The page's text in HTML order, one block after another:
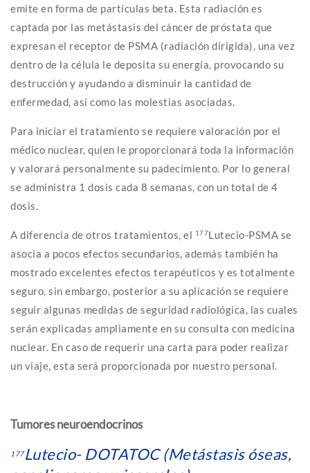
emite en forma de partículas beta. Esta radiación es
captada por las metástasis del cáncer de próstata que
expresan el receptor de PSMA (radiación dirigida), una vez
dentro de la célula le deposita su energía, provocando su
destrucción y ayudando a disminuir la cantidad de
enfermedad, así como las molestias asociadas.
Para iniciar el tratamiento se requiere valoración por el
médico nuclear, quien le proporcionará toda la información
y valorará personalmente su padecimiento. Por lo general
se administra 1 dosis cada 8 semanas, con un total de 4
dosis.
A diferencia de otros tratamientos, el 177Lutecio-PSMA se
asocia a pocos efectos secundarios, además también ha
mostrado excelentes efectos terapéuticos y es totalmente
seguro, sin embargo, posterior a su aplicación se requiere
seguir algunas medidas de seguridad radiológica, las cuales
serán explicadas ampliamente en su consulta con medicina
nuclear. En caso de requerir una carta para poder realizar
un viaje, esta será proporcionada por nuestro personal.
Tumores neuroendocrinos
177Lutecio- DOTATOC (Metástasis óseas,